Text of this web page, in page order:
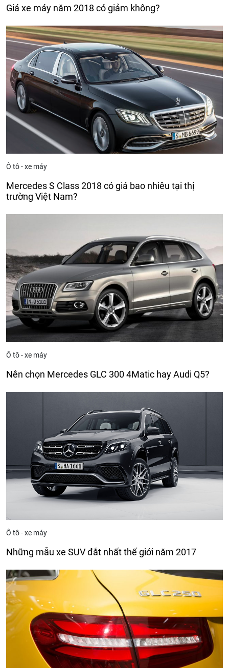
Giá xe máy năm 2018 có giảm không?
Ô tô - xe máy
Mercedes S Class 2018 có giá bao nhiêu tại thị
trường Việt Nam?
Ô tô - xe máy
Nên chọn Mercedes GLC 300 4Matic hay Audi Q5?
Ô tô - xe máy
Những mẫu xe SUV đắt nhất thế giới năm 2017